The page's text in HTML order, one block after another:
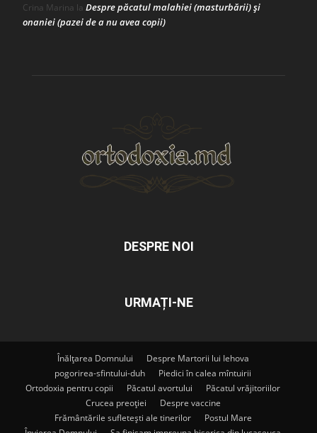
Crina Marina la Despre păcatul malahiei (masturbării) şi
onaniei (pazei de a nu avea copii)
DESPRE NOI
URMAȚI-NE
Înălțarea Domnului
Despre Martorii lui Iehova
pogorirea-sfintului-duh
Piedici în calea mîntuirii
Ortodoxia pentru copii
Păcatul avortului
Păcatul vrăjitoriilor
Crucea preoției
Despre vaccine
Frământările sufletești ale tinerilor
Postul Mare